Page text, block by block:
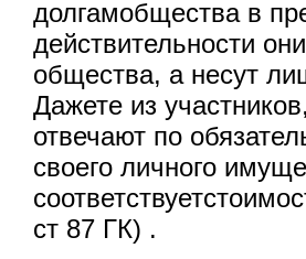
долгамобщества в
действительности
общества, а несут
Дажете из
отвечают по
своего личного
ст 87 ГК) .